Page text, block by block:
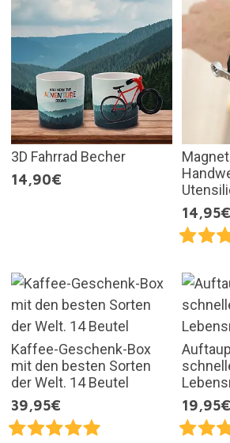
3D Fahrrad Becher
14,90€
14,95€
Kaffee-Geschenk-Box
mit den besten Sorten
der Welt. 14 Beutel
39,95€
19,95€